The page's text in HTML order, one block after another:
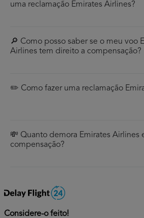
uma reclamação Emirates Airlines?
🔎 Como posso saber se o meu voo
Airlines tem direito a compensação?
✏️ Como fazer uma reclamação
💸 Quanto demora Emirates Airlines
compensação?
Considere-o feito!